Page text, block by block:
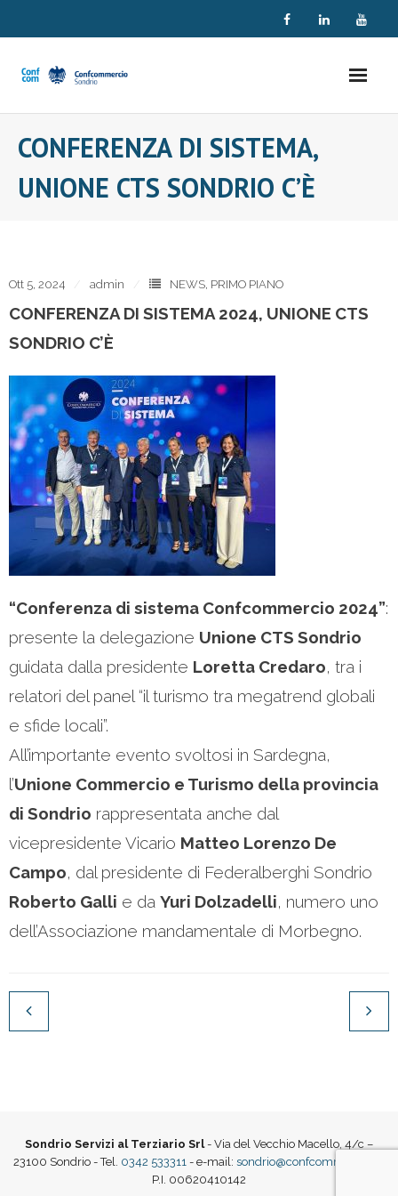
CONFERENZA DI SISTEMA,
UNIONE CTS SONDRIO C’È
Ott 5, 2024 admin NEWS, PRIMO PIANO
CONFERENZA DI SISTEMA 2024, UNIONE CTS
SONDRIO C’È
“Conferenza di sistema Confcommercio 2024”:
presente la delegazione Unione CTS Sondrio
guidata dalla presidente Loretta Credaro, tra i
relatori del panel “il turismo tra megatrend globali
e sfide locali”.
All’importante evento svoltosi in Sardegna,
l’Unione Commercio e Turismo della provincia
di Sondrio rappresentata anche dal
vicepresidente Vicario Matteo Lorenzo De
Campo, dal presidente di Federalberghi Sondrio
Roberto Galli e da Yuri Dolzadelli, numero uno
dell’Associazione mandamentale di Morbegno.
Sondrio Servizi al Terziario Srl- Via del Vecchio Macello, 4/c –
23100 Sondrio - Tel. 0342 533311 - e-mail: sondrio@confcommercio.it
P.I. 00620410142